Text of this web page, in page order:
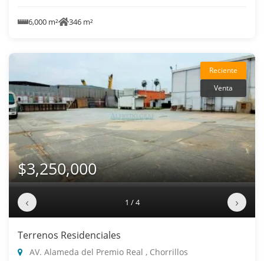
6,000 m² 346 m²
Reciente
Venta
$3,250,000
‹ 1 / 4 ›
Terrenos Residenciales
AV. Alameda del Premio Real , Chorrillos